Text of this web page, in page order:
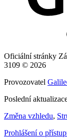
Oficiální stránky
3109 © 2026
Provozovatel
Poslední
Změna vzhledu,
Prohlášení o